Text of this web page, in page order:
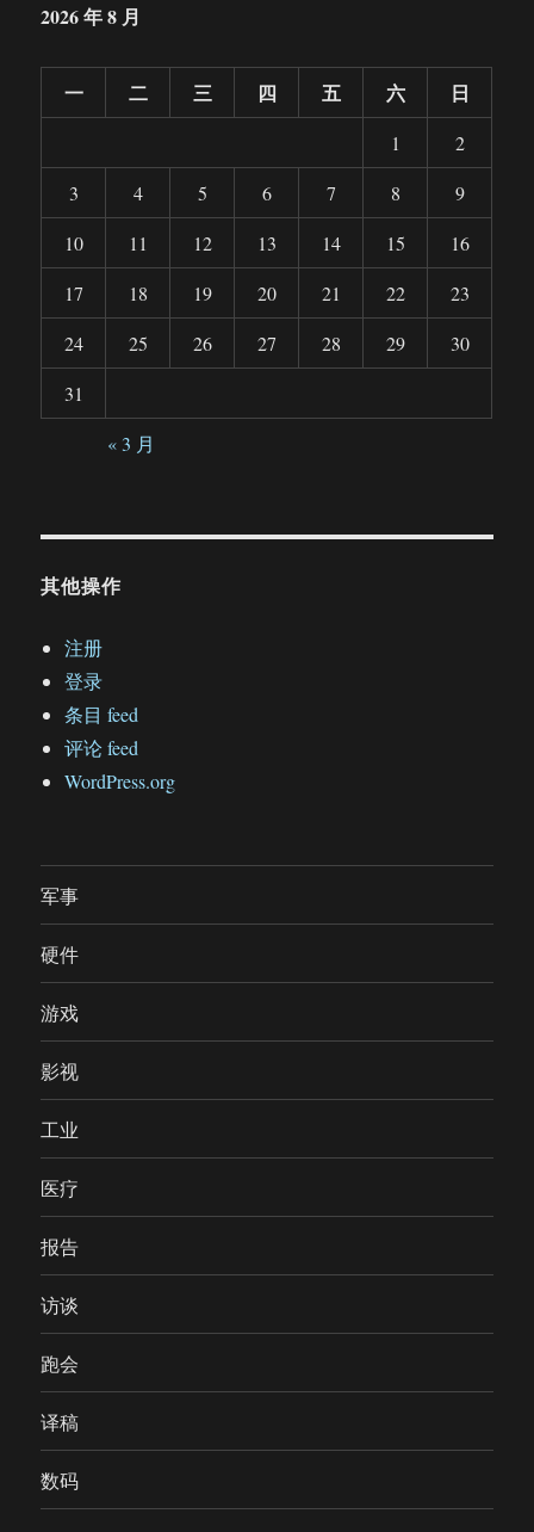
2026 年 8 月
一 二 三 四 五 六 日
1
2
3
4 5 6 7 8
9
10
11 12 13 14 15
16
17
18 19 20 21 22
23
24
25 26 27 28 29
30
31
« 3 月
其他操作
注册
登录
条目 feed
评论 feed
WordPress.org
军事
硬件
游戏
影视
工业
医疗
报告
访谈
跑会
译稿
数码